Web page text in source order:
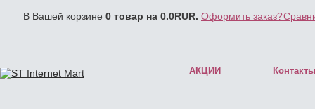
В Вашей корзине 0 товар на 0.0RUR. Оформить заказ?
АКЦИИ Контакты